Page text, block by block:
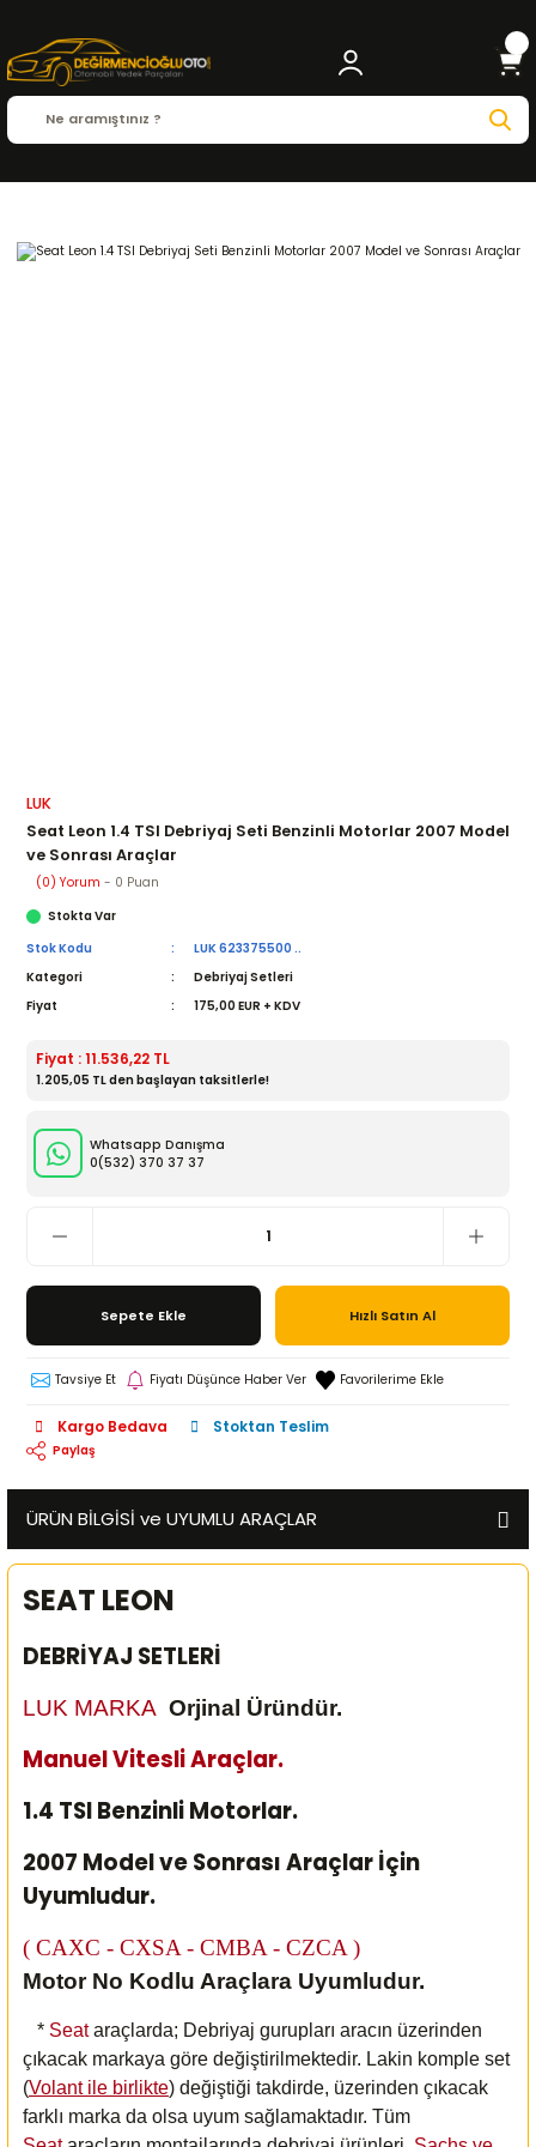
LUK
Seat Leon 1.4 TSI Debriyaj Seti Benzinli Motorlar 2007 Model
ve Sonrası Araçlar
(0) Yorum - 0 Puan
Stokta Var
Stok Kodu
LUK 623375500 ..
Kategori
Debriyaj Setleri
Fiyat
175,00 EUR + KDV
Fiyat : 11.536,22 TL
1.205,05 TL den başlayan taksitlerle!
Whatsapp Danışma
0(532) 370 37 37
Sepete Ekle Hızlı Satın Al
Tavsiye Et Fiyatı Düşünce Haber Ver
Kargo Bedava Stoktan Teslim
Paylaş
ÜRÜN BİLGİSİ ve UYUMLU ARAÇLAR
SEAT LEON
DEBRİYAJ SETLERİ
LUK MARKA Orjinal Üründür.
Manuel Vitesli Araçlar.
1.4 TSI Benzinli Motorlar.
2007 Model ve Sonrası Araçlar İçin
Uyumludur.
( CAXC - CXSA - CMBA - CZCA )
Motor No Kodlu Araçlara Uyumludur.
* Seataraçlarda; Debriyaj gurupları aracın üzerinden
çıkacak markaya göre değiştirilmektedir. Lakin komple set
(Volant ile birlikte) değiştiği takdirde, üzerinden çıkacak
farklı marka da olsa uyum sağlamaktadır. Tüm